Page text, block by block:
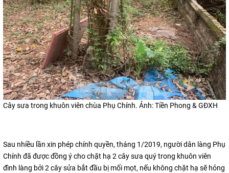
Cây sưa trong khuôn viên chùa Phụ Chính. Ảnh: Tiền Phong & GĐXH
Sau nhiều lần xin phép chính quyền, tháng 1/2019, người dân làng Phụ
Chính đã được đồng ý cho chặt hạ 2 cây sưa quý trong khuôn viên
đình làng bởi 2 cây sửa bắt đầu bị mối mọt, nếu không chặt hạ sẽ hỏng